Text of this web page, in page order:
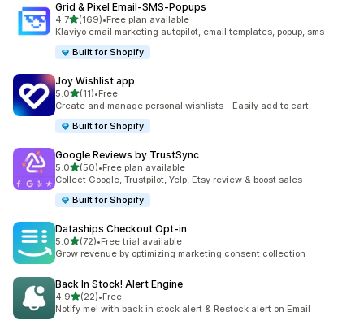
Grid & Pixel Email‑SMS‑Popups
4.7เต็ม 5 ดาว
(169)
ทั้งหมด 169 รีวิว
•Free plan available
Klaviyo email marketing autopilot, email templates, popup, sms
Built for Shopify
Joy Wishlist app
5.0เต็ม 5 ดาว
(11)
ทั้งหมด 11 รีวิว
•Free
Create and manage personal wishlists - Easily add to cart
Built for Shopify
Google Reviews by TrustSync
5.0เต็ม 5 ดาว
(50)
ทั้งหมด 50 รีวิว
•Free plan available
Collect Google, Trustpilot, Yelp, Etsy review & boost sales
Built for Shopify
Dataships Checkout Opt‑in
5.0เต็ม 5 ดาว
(72)
ทั้งหมด 72 รีวิว
•Free trial available
Grow revenue by optimizing marketing consent collection
Back In Stock! Alert Engine
4.9เต็ม 5 ดาว
(22)
ทั้งหมด 22 รีวิว
•Free
Notify me! with back in stock alert & Restock alert on Email